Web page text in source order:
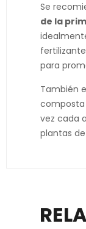
Se
de la
para
También
vez cada
plantas